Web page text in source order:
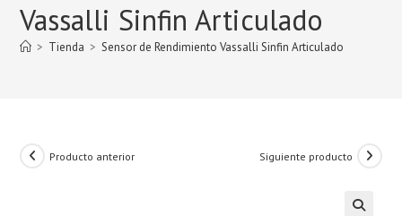
Vassalli Sinfin Articulado
> Tienda > Sensor de Rendimiento Vassalli Sinfin Articulado
Producto anterior Siguiente producto